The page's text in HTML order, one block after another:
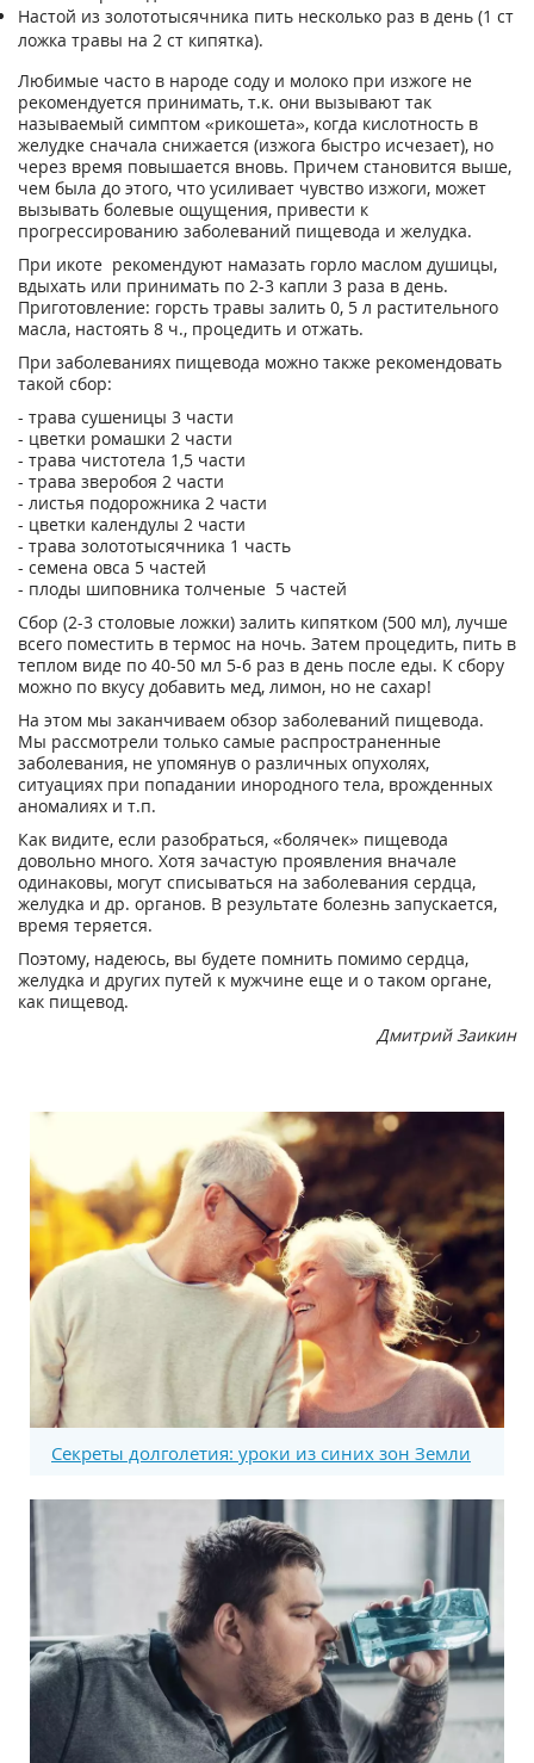
Настой из золототысячника пить несколько раз в день (1 ст
ложка травы на 2 ст кипятка).
Любимые часто в народе соду и молоко при изжоге не
рекомендуется принимать, т.к. они вызывают так
называемый симптом «рикошета», когда кислотность в
желудке сначала снижается (изжога быстро исчезает), но
через время повышается вновь. Причем становится выше,
чем была до этого, что усиливает чувство изжоги, может
вызывать болевые ощущения, привести к
прогрессированию заболеваний пищевода и желудка.
При икоте рекомендуют намазать горло маслом душицы,
вдыхать или принимать по 2-3 капли 3 раза в день.
Приготовление: горсть травы залить 0, 5 л растительного
масла, настоять 8 ч., процедить и отжать.
При заболеваниях пищевода можно также рекомендовать
такой сбор:
- трава сушеницы 3 части
- цветки ромашки 2 части
- трава чистотела 1,5 части
- трава зверобоя 2 части
- листья подорожника 2 части
- цветки календулы 2 части
- трава золототысячника 1 часть
- семена овса 5 частей
- плоды шиповника толченые 5 частей
Сбор (2-3 столовые ложки) залить кипятком (500 мл), лучше
всего поместить в термос на ночь. Затем процедить, пить в
теплом виде по 40-50 мл 5-6 раз в день после еды. К сбору
можно по вкусу добавить мед, лимон, но не сахар!
На этом мы заканчиваем обзор заболеваний пищевода.
Мы рассмотрели только самые распространенные
заболевания, не упомянув о различных опухолях,
ситуациях при попадании инородного тела, врожденных
аномалиях и т.п.
Как видите, если разобраться, «болячек» пищевода
довольно много. Хотя зачастую проявления вначале
одинаковы, могут списываться на заболевания сердца,
желудка и др. органов. В результате болезнь запускается,
время теряется.
Поэтому, надеюсь, вы будете помнить помимо сердца,
желудка и других путей к мужчине еще и о таком органе,
как пищевод.
Дмитрий Заикин
Секреты долголетия: уроки из синих зон Земли